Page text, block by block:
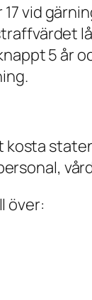
17 vid
5 år
över: